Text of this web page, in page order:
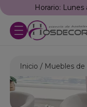
Horario:
Inicio Muebles